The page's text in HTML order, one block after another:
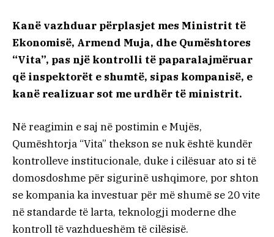
Kanë vazhduar përplasjet mes Ministrit të
Ekonomisë, Armend Muja, dhe Qumështores
“Vita”, pas një kontrolli të paparalajmëruar
që inspektorët e shumtë, sipas kompanisë, e
kanë realizuar sot me urdhër të ministrit.
Në reagimin e saj në postimin e Mujës,
Qumështorja “Vita” thekson se nuk është kundër
kontrolleve institucionale, duke i cilësuar ato si të
domosdoshme për sigurinë ushqimore, por shton
se kompania ka investuar për më shumë se 20 vite
në standarde të larta, teknologji moderne dhe
kontroll të vazhdueshëm të cilësisë.